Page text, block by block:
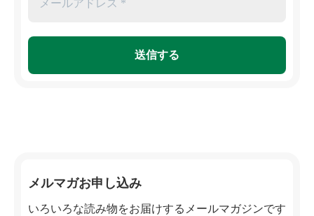
メルマガお申し込み
いろいろな読み物をお届けするメールマガジンです